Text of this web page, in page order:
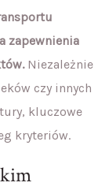
zapewnienia
Niezależnie
czy innych
kluczowe
kryteriów.